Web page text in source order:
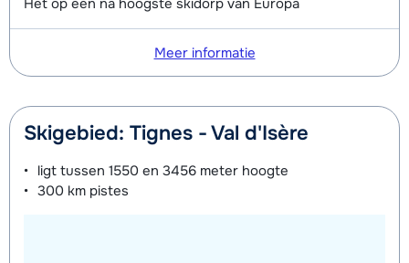
Het op één na hoogste skidorp van Europa
Meer informatie
Skigebied: Tignes - Val d'Isère
ligt tussen 1550 en 3456 meter hoogte
300 km pistes